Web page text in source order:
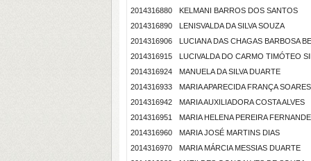
2014316880
KELMANI BARROS DOS SANTOS
2014316890
LENISVALDA DA SILVA SOUZA
2014316906
LUCIANA DAS CHAGAS BARBOSA
2014316915
LUCIVALDA DO CARMO TIMÓTEO
2014316924
MANUELA DA SILVA DUARTE
2014316933
MARIA APARECIDA FRANÇA SOARES
2014316942
MARIA AUXILIADORA COSTA ALVES
2014316951
MARIA HELENA PEREIRA
2014316960
MARIA JOSÉ MARTINS DIAS
2014316970
MARIA MÁRCIA MESSIAS DUARTE